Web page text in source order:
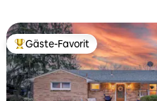
Beliebter Gäste-Favorit.
Gäste-Favorit